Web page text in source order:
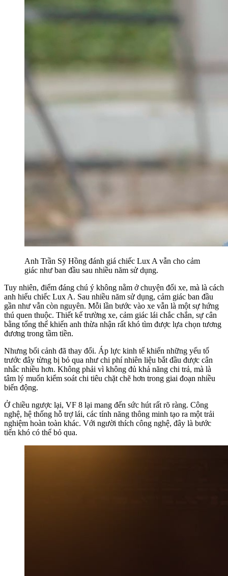
Anh Trần Sỹ Hồng đánh giá chiếc Lux A vẫn cho cảm
giác như ban đầu sau nhiều năm sử dụng.
Tuy nhiên, điểm đáng chú ý không nằm ở chuyện đổi xe, mà là cách
anh hiểu chiếc Lux A. Sau nhiều năm sử dụng, cảm giác ban đầu
gần như vẫn còn nguyên. Mỗi lần bước vào xe vẫn là một sự hứng
thú quen thuộc. Thiết kế trường xe, cảm giác lái chắc chắn, sự cân
bằng tổng thể khiến anh thừa nhận rất khó tìm được lựa chọn tương
đương trong tầm tiền.
Nhưng bối cảnh đã thay đổi. Áp lực kinh tế khiến những yếu tố
trước đây từng bị bỏ qua như chi phí nhiên liệu bắt đầu được cân
nhắc nhiều hơn. Không phải vì không đủ khả năng chi trả, mà là
tâm lý muốn kiểm soát chi tiêu chặt chẽ hơn trong giai đoạn nhiều
biến động.
Ở chiều ngược lại, VF 8 lại mang đến sức hút rất rõ ràng. Công
nghệ, hệ thống hỗ trợ lái, các tính năng thông minh tạo ra một trải
nghiệm hoàn toàn khác. Với người thích công nghệ, đây là bước
tiến khó có thể bỏ qua.